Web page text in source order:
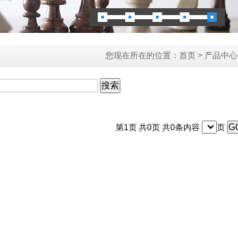
您现在所在的位置： 首页 > 产品中心
第1页 共0页 共0条内容 页